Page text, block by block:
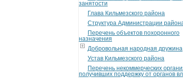
занятости
Глава Кильмезского района
Структура Администрации
Перечень объектов похоронного
назначения
Добровольная народная дружина
Устав Кильмезского района
Перечень некоммерческих
получивших поддержку от органов